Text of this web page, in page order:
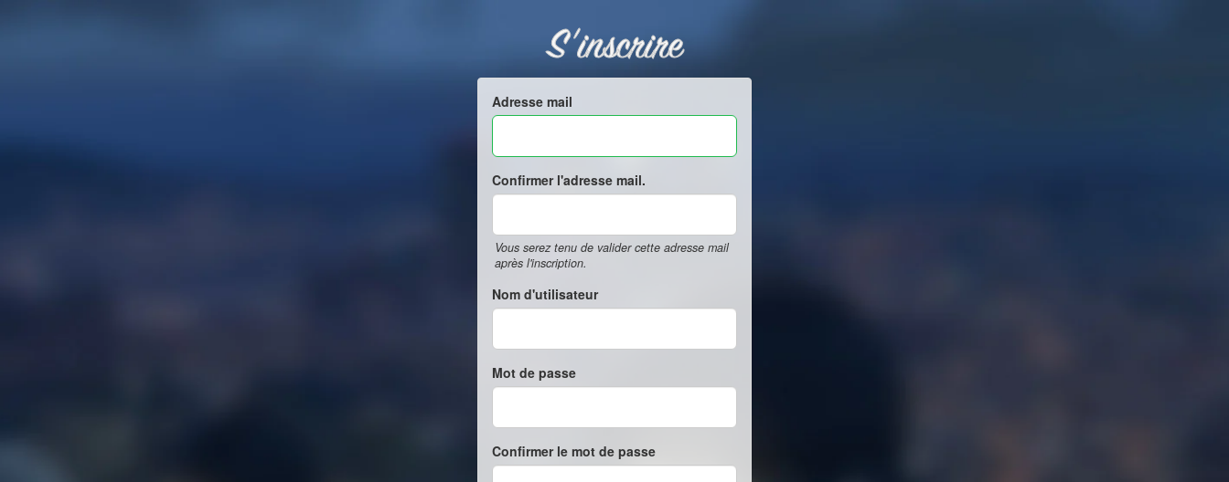
S'inscrire
Adresse mail
Confirmer l'adresse mail.
Vous serez tenu de valider cette adresse mail
après l'inscription.
Nom d'utilisateur
Mot de passe
Confirmer le mot de passe